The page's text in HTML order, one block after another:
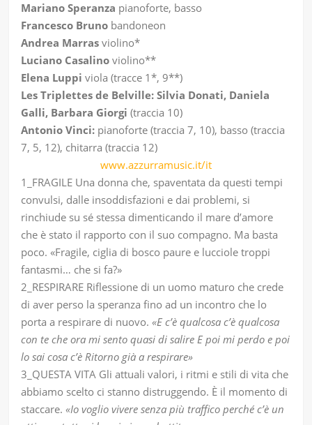
Mariano Speranza pianoforte, basso
Francesco Bruno bandoneon
Andrea Marras violino*
Luciano Casalino violino**
Elena Luppi viola (tracce 1*, 9**)
Les Triplettes de Belville: Silvia Donati, Daniela
Galli, Barbara Giorgi (traccia 10)
Antonio Vinci: pianoforte (traccia 7, 10), basso (traccia
7, 5, 12), chitarra (traccia 12)
www.azzurramusic.it/it
1_FRAGILE Una donna che, spaventata da questi tempi
convulsi, dalle insoddisfazioni e dai problemi, si
rinchiude su sé stessa dimenticando il mare d’amore
che è stato il rapporto con il suo compagno. Ma basta
poco. «Fragile, ciglia di bosco paure e lucciole troppi
fantasmi… che si fa?»
2_RESPIRARE Riflessione di un uomo maturo che crede
di aver perso la speranza fino ad un incontro che lo
porta a respirare di nuovo.«E c’è qualcosa c’è qualcosa
con te che ora mi sento quasi di salire E poi mi perdo e poi
lo sai cosa c’è Ritorno già a respirare»
3_QUESTA VITA Gli attuali valori, i ritmi e stili di vita che
abbiamo scelto ci stanno distruggendo. È il momento di
staccare.«Io voglio vivere senza più traffico perché c’è un